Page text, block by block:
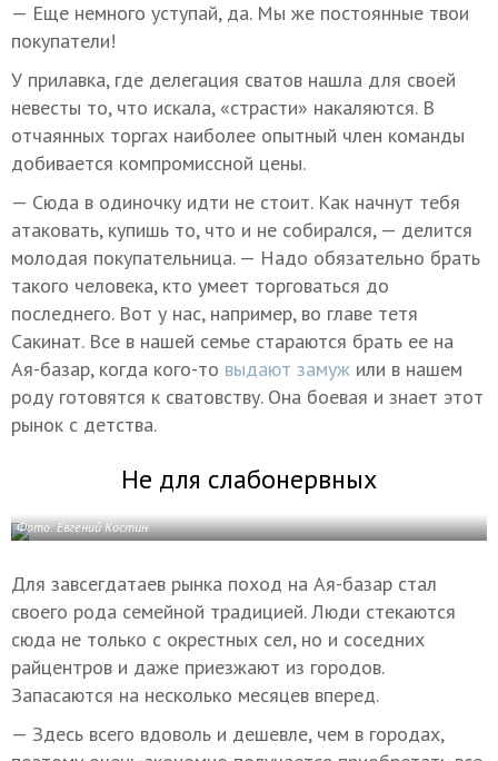
— Еще немного уступай, да. Мы же постоянные твои
покупатели!
У прилавка, где делегация сватов нашла для своей
невесты то, что искала, «страсти» накаляются. В
отчаянных торгах наиболее опытный член команды
добивается компромиссной цены.
— Сюда в одиночку идти не стоит. Как начнут тебя
атаковать, купишь то, что и не собирался, — делится
молодая покупательница. — Надо обязательно брать
такого человека, кто умеет торговаться до
последнего. Вот у нас, например, во главе тетя
Сакинат. Все в нашей семье стараются брать ее на
Ая-базар, когда кого-то выдают замуж или в нашем
роду готовятся к сватовству. Она боевая и знает этот
рынок с детства.
Не для слабонервных
Фото: Евгений Костин
Для завсегдатаев рынка поход на Ая-базар стал
своего рода семейной традицией. Люди стекаются
сюда не только с окрестных сел, но и соседних
райцентров и даже приезжают из городов.
Запасаются на несколько месяцев вперед.
— Здесь всего вдоволь и дешевле, чем в городах,